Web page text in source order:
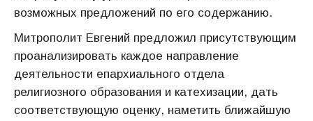
возможных предложений по его содержанию.
Митрополит Евгений предложил присутствующим
проанализировать каждое направление
деятельности епархиального отдела
религиозного образования и катехизации, дать
соответствующую оценку, наметить ближайшую